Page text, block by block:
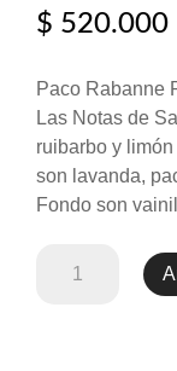
$ 520.000
Paco Rabanne
Las Notas de
ruibarbo y
son lavanda,
Fondo son
Rabanne